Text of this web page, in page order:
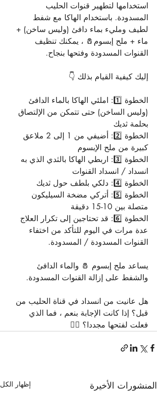
استخدامها لتطهير قنوات الحليب
المسدودة. باستخدام الهاكا مع شفط
لطيف ومليء بماء دافئ (وليس ساخن) +
ماء + ملح إبسوم🧂 ، يمكنك تنظيف
القنوات المسدودة وفتحها بنجاح.
إليك كيفية القيام بذلك 👇
الخطوة 1️⃣: املئي الهاكا بالماء الدافئ
(وليس الساخن) حتى تتمكن من الإلتصاق
بحلمة ثديك
الخطوة 2️⃣: أضيفي من 1 إلى 2 ملاعق
كبيرة من ملح الإبسوم
الخطوة 3️⃣: اربطي الهاكا بالثدي الذي به
انسداد / انسداد القنوات
الخطوة 4️⃣: دلكي بلطف حول ثديك
الخطوة 5️⃣: أتركي مضخة السيليكون
متصلة بين 10-15 دقيقة
الخطوة 6️⃣: قد تحتاجين إلى تكرار العلاج
عدة مرات في اليوم للتأكد من اختفاء
القنوات المسدودة / المسدودة.
يساعد ملح إبسوم 🧂 والماء الدافئ
والشفط على إزالة القنوات المسدودة.
هل عانيت من انسداد في قناة الحليب من
قبل؟ إذا كانت الإجابة بنعم ، فما الذي
فعلت لفتحها مجددا؟ 🙋‍♀️
المنشورات الأخيرة إظهار الكل